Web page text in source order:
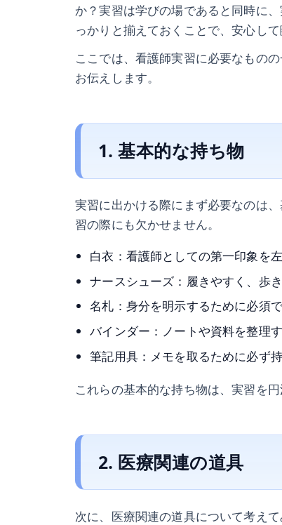
か？実習は学びの場であると同時に
っかりと揃えておくことで、安心して
ここでは、看護師実習に必要なもの
お伝えします。
1. 基本的な持ち物
実習に出かける際にまず必要なのは
習の際にも欠かせません。
白衣：看護師としての第一印象を
ナースシューズ：履きやすく、歩
名札：身分を明示するために必須で
バインダー：ノートや資料を整理
筆記用具：メモを取るために必ず
これらの基本的な持ち物は、実習を
2. 医療関連の道具
次に、医療関連の道具について考え